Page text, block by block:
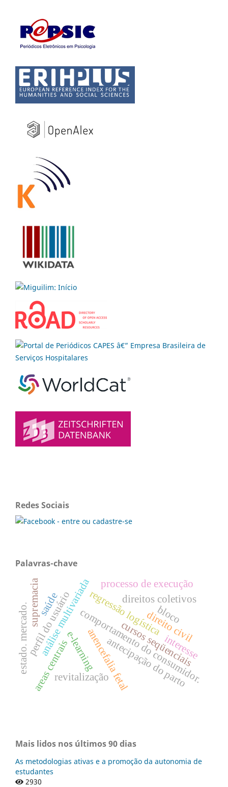
Redes Sociais
Palavras-chave
análise multivariadaregressão logística
comportamento do consumidor.
e-learning
perfil do usuário direitos coletivos
processo de execução
anencefalia fetal
antecipação do parto
cursos seqüenciais
areas centraisrevitalização
estado. mercado.supremacia
interesse
bloco
saúde
direito civil
Mais lidos nos últimos 90 dias
As metodologias ativas e a promoção da autonomia de
estudantes
2930